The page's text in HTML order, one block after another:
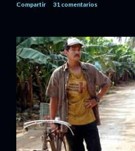
Compartir 31 comentarios